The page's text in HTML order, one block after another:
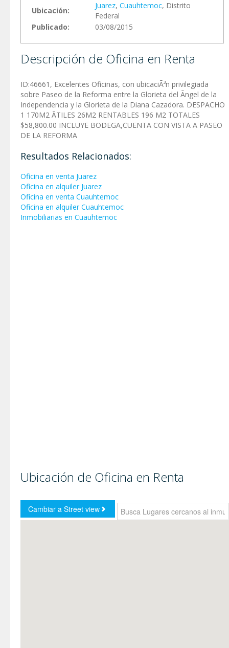
Ubicación:
Juarez, Cuauhtemoc, Distrito
Federal
Publicado:
03/08/2015
Descripción de Oficina en Renta
ID:46661, Excelentes Oficinas, con ubicaciÃ³n privilegiada
sobre Paseo de la Reforma entre la Glorieta del Ãngel de la
Independencia y la Glorieta de la Diana Cazadora. DESPACHO
1 170M2 ÃTILES 26M2 RENTABLES 196 M2 TOTALES
$58,800.00 INCLUYE BODEGA,CUENTA CON VISTA A PASEO
DE LA REFORMA
Resultados Relacionados:
Oficina en venta Juarez
Oficina en alquiler Juarez
Oficina en venta Cuauhtemoc
Oficina en alquiler Cuauhtemoc
Inmobiliarias en Cuauhtemoc
Ubicación de Oficina en Renta